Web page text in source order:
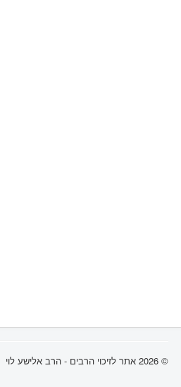
© 2026 אתר לזיכוי הרבים - הרב אלישע לוי